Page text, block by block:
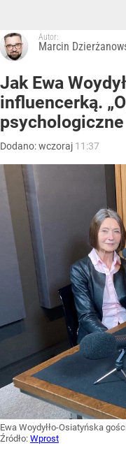
Autor:
Marcin
Jak Ewa
influencerką.
Dodano:wczoraj 11:37
Ewa Woydyłło-Osiatyńska
Źródło: Wprost